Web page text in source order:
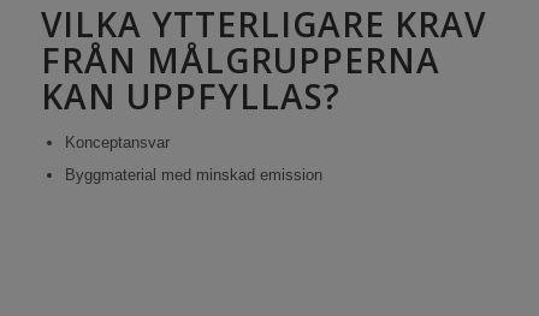
VILKA YTTERLIGARE KRAV
FRÅN MÅLGRUPPERNA
KAN UPPFYLLAS?
Konceptansvar
Byggmaterial med minskad emission